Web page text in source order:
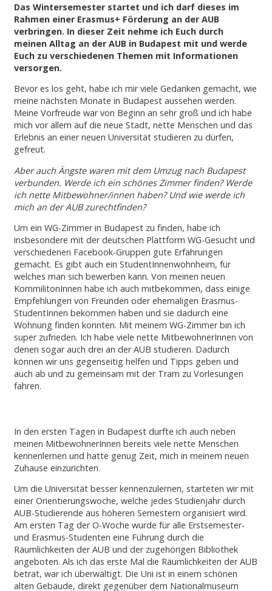
Das Wintersemester startet und ich darf dieses im
Rahmen einer Erasmus+ Förderung an der AUB
verbringen. In dieser Zeit nehme ich Euch durch
meinen Alltag an der AUB in Budapest mit und werde
Euch zu verschiedenen Themen mit Informationen
versorgen.
Bevor es los geht, habe ich mir viele Gedanken gemacht, wie
meine nächsten Monate in Budapest aussehen werden.
Meine Vorfreude war von Beginn an sehr groß und ich habe
mich vor allem auf die neue Stadt, nette Menschen und das
Erlebnis an einer neuen Universität studieren zu dürfen,
gefreut.
Aber auch Ängste waren mit dem Umzug nach Budapest
verbunden. Werde ich ein schönes Zimmer finden? Werde
ich nette Mitbewohner/innen haben? Und wie werde ich
mich an der AUB zurechtfinden?
Um ein WG-Zimmer in Budapest zu finden, habe ich
insbesondere mit der deutschen Plattform WG-Gesucht und
verschiedenen Facebook-Gruppen gute Erfahrungen
gemacht. Es gibt auch ein StudentInnenwohnheim, für
welches man sich bewerben kann. Von meinen neuen
KommilitonInnen habe ich auch mitbekommen, dass einige
Empfehlungen von Freunden oder ehemaligen Erasmus-
StudentInnen bekommen haben und sie dadurch eine
Wohnung finden konnten. Mit meinem WG-Zimmer bin ich
super zufrieden. Ich habe viele nette MitbewohnerInnen von
denen sogar auch drei an der AUB studieren. Dadurch
können wir uns gegenseitig helfen und Tipps geben und
auch ab und zu gemeinsam mit der Tram zu Vorlesungen
fahren.
In den ersten Tagen in Budapest durfte ich auch neben
meinen MitbewohnerInnen bereits viele nette Menschen
kennenlernen und hatte genug Zeit, mich in meinem neuen
Zuhause einzurichten.
Um die Universität besser kennenzulernen, starteten wir mit
einer Orientierungswoche, welche jedes Studienjahr durch
AUB-Studierende aus höheren Semestern organisiert wird.
Am ersten Tag der O-Woche wurde für alle Erstsemester-
und Erasmus-Studenten eine Führung durch die
Räumlichkeiten der AUB und der zugehörigen Bibliothek
angeboten. Als ich das erste Mal die Räumlichkeiten der AUB
betrat, war ich überwältigt. Die Uni ist in einem schönen
alten Gebäude, direkt gegenüber dem Nationalmuseum